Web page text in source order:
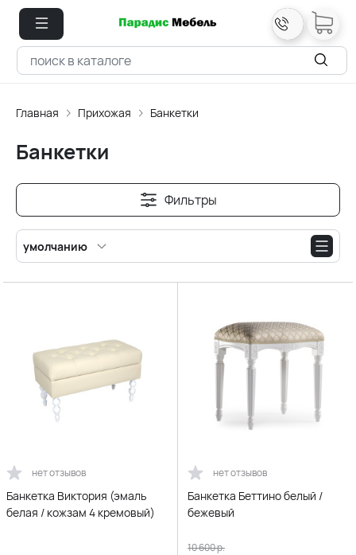
Главная Прихожая Банкетки
Банкетки
Фильтры
умолчанию
нет отзывов
Банкетка Виктория (эмаль
белая / кожзам 4 кремовый)
нет отзывов
Банкетка Беттино белый /
бежевый
10 600р.